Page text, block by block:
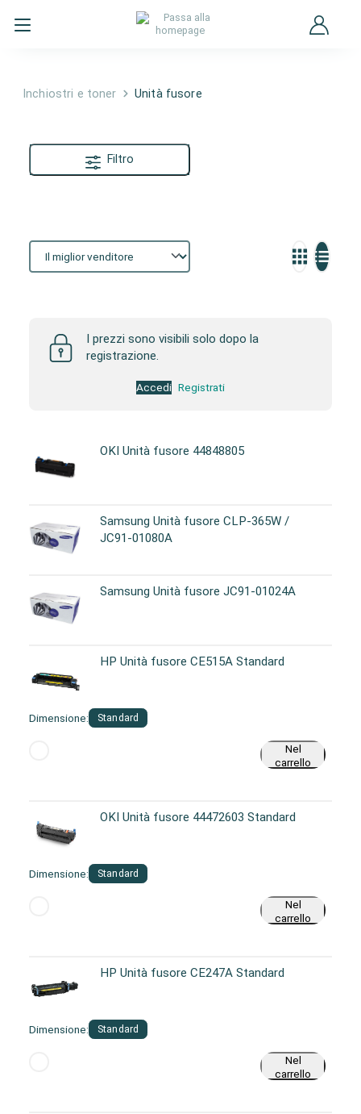
Inchiostri e toner Unità fusore
Filtro
I prezzi sono visibili solo dopo la
registrazione.
Accedi Registrati
OKI Unità fusore 44848805
Samsung Unità fusore CLP-365W /
JC91-01080A
Samsung Unità fusore JC91-01024A
HP Unità fusore CE515A Standard
Dimensione: Standard
Nel
carrello
OKI Unità fusore 44472603 Standard
Dimensione: Standard
Nel
carrello
HP Unità fusore CE247A Standard
Dimensione: Standard
Nel
carrello